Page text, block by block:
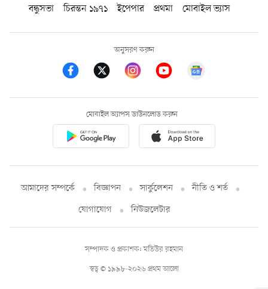
বন্ধুসভা
চিরন্তন ১৯৭১ ইপেপার প্রথমা মোবাইল ভ্যাস
অনুসরণ করুন
মোবাইল অ্যাপস ডাউনলোড করুন
আমাদের সম্পর্কে বিজ্ঞাপন সার্কুলেশন
নীতি ও শর্ত
যোগাযোগ
নিউজলেটার
স্বত্ব © ১৯৯৮-২০২৬ প্রথম আলো
সম্পাদক ও প্রকাশক: মতিউর রহমান